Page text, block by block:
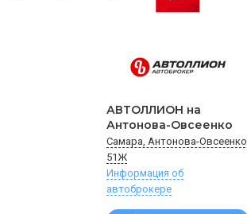
АВТОЛЛИОН на
Антонова-Овсеенко
Самара, Антонова-Овсеенко,
51Ж
Информация об
автоброкере